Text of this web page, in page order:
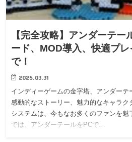
【完全攻略】アンダーテー
ード、MOD導入、快適プレ
で！
2025.03.31
インディーゲームの金字塔、アンダーテ
感動的なストーリー、魅力的なキャラク
システムは、今もなお多くのファンを
では、アンダーテールをPCで…